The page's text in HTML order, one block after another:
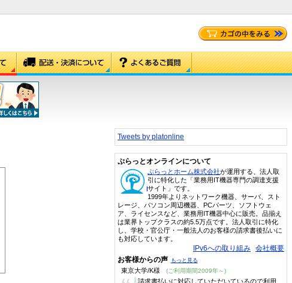
Tweets by platonline
ぷらっとオンラインについて
ぷらっとホーム株式会社が運用する、法人取
引に特化した「業務用IT機器専門の調達支援
サイト」です。
1999年よりネットワーク機器、サーバ、スト
レージ、パソコン周辺機器、PCパーツ、ソフトウェ
ア、ライセンスなど、業務用IT機器中心に販売。品揃え
は業界トップクラスの約5.5万点です。法人取引に特化
し、学校・官公庁・一般法人のお客様の請求書後払いに
も対応しています。
IPv6への取り組み 会社概要
お客様からの声 もっと見る
東京大学/K様 (ご利用期間2009年～)
請求書払いに対応していただいているので利用